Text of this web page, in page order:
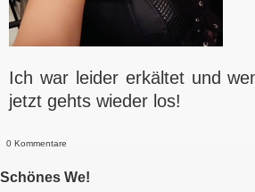
Ich war leider erkältet und
jetzt gehts wieder los!
0 Kommentare
Schönes We!